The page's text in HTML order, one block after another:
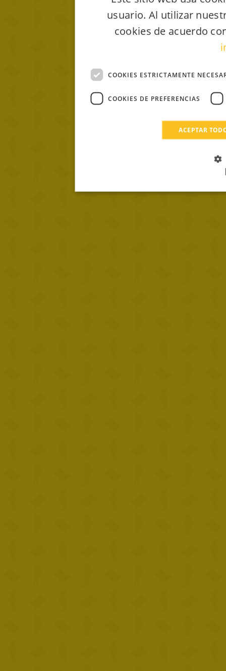
usuario. Al utilizar
cookies de acuerdo
COOKIES ESTRICTAMENTE
COOKIES DE PREFERENCIAS
ACEPTAR